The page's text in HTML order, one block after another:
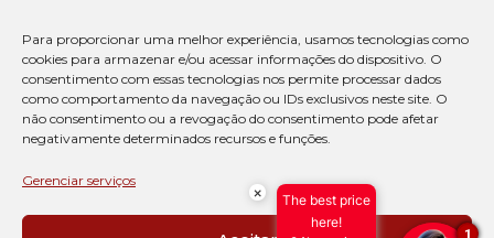
Para proporcionar uma melhor experiência, usamos tecnologias como
cookies para armazenar e/ou acessar informações do dispositivo. O
consentimento com essas tecnologias nos permite processar dados
como comportamento da navegação ou IDs exclusivos neste site. O
não consentimento ou a revogação do consentimento pode afetar
negativamente determinados recursos e funções.
Gerenciar serviços
© Copyright 2026 Le Canton. Todos os direitos
PRÉ CHECK-IN
×
The best price
here!
1